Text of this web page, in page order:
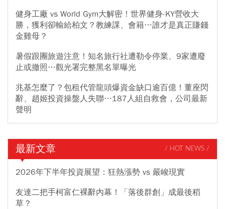
健身工廠 vs World Gym大解密！世界健身-KY營收大
勝，獲利卻輸給柏文？教練課、會籍…誰才是真正賺錢
金雞母？
暑假跟團旅遊注意！知名旅行社遭勒令停業、9家遭廢
止或撤照…觀光署完整黑名單曝光
兆基怎麼了？包租代管龍頭爆資金缺口逾百億！董座閃
辭、趙姬投資操盤人失聯…187人組自救會，公司最新
聲明
最新文章 / HOT NEWS /
2026年下半年投資展望：狂熱漲勢 vs 嚴峻現實
友達二把手柯富仁裸辭內幕！「落後群創」成最後稻
草？